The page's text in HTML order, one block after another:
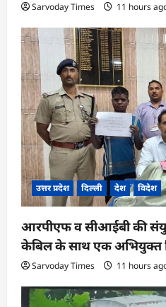
Sarvoday Times 11 hours
उत्तर प्रदेश दिल्ली देश विदेश
आरपीएफ व सीआईबी की
केबिल के साथ एक अभियुक्त
Sarvoday Times 11 hours